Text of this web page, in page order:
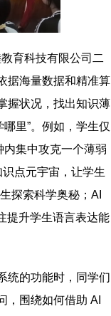
育科技有限公司二
据海量数据和精准算
握状况，找出知识薄
里”。例如，学生仅
集中攻克一个薄弱
点元宇宙，让学生
探索科学奥秘；AI
提升学生语言表达能
统的功能时，同学们
，围绕如何借助 AI